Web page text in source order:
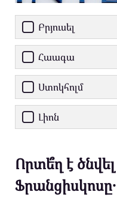
Բրյուսել
Հաագա
Ստոկհոլմ
Լիոն
Որտե՞ղ է
Ֆրանցիսկոսը․